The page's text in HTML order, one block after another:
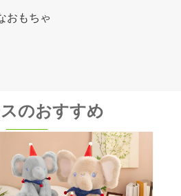
おもちゃ
のおすすめ